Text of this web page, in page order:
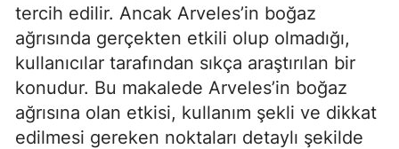
tercih edilir. Ancak Arveles’in boğaz
ağrısında gerçekten etkili olup olmadığı,
kullanıcılar tarafından sıkça araştırılan bir
konudur. Bu makalede Arveles’in boğaz
ağrısına olan etkisi, kullanım şekli ve dikkat
edilmesi gereken noktaları detaylı şekilde